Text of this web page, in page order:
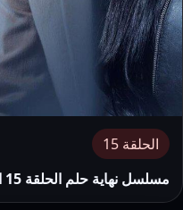
الحلقة 15
مسلسل نهاية حلم الحلقة 15 الخامسة عشر HD